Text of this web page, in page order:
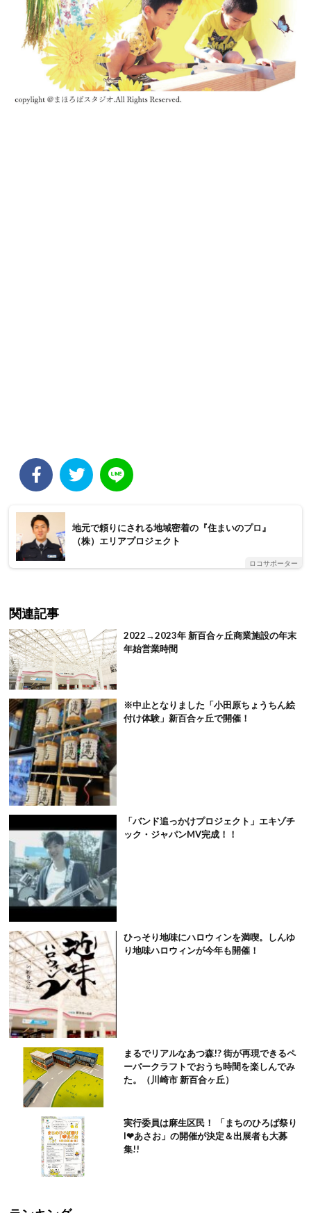
地元で頼りにされる地域密着の『住まいのプロ』
（株）エリアプロジェクト
ロコサポーター
関連記事
2022→2023年 新百合ヶ丘商業施設の年末
年始営業時間
※中止となりました「小田原ちょうちん絵
付け体験」新百合ヶ丘で開催！
「バンド追っかけプロジェクト」エキゾチ
ック・ジャパンMV完成！！
ひっそり地味にハロウィンを満喫。しんゆ
り地味ハロウィンが今年も開催！
まるでリアルなあつ森!? 街が再現できるペ
ーパークラフトでおうち時間を楽しんでみ
た。（川崎市 新百合ヶ丘）
実行委員は麻生区民！ 「まちのひろば祭り
I❤︎あさお」の開催が決定＆出展者も大募
集!!